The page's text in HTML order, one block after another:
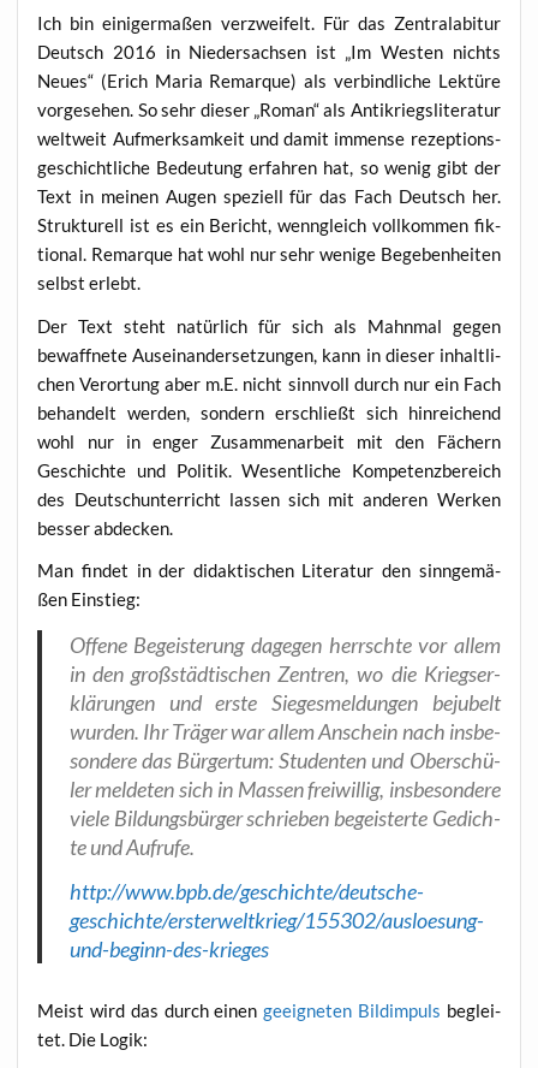
Ich bin eini­ger­ma­ßen ver­zwei­felt. Für das Zen­tral­ab­itur
Deutsch 2016 in Nie­der­sach­sen ist „Im Wes­ten nichts
Neu­es“ (Erich Maria Remar­que) als ver­bind­li­che Lek­tü­re
vor­ge­se­hen. So sehr die­ser „Roman“ als Anti­kriegs­li­te­ra­tur
welt­weit Auf­merk­sam­keit und damit immense rezep­ti­ons­
ge­schicht­li­che Bedeu­tung erfah­ren hat, so wenig gibt der
Text in mei­nen Augen spe­zi­ell für das Fach Deutsch her.
Struk­tu­rell ist es ein Bericht, wenn­gleich voll­kom­men fik­
tio­nal. Remar­que hat wohl nur sehr weni­ge Bege­ben­hei­ten
selbst erlebt.
Der Text steht natür­lich für sich als Mahn­mal gegen
bewaff­ne­te Aus­ein­an­der­set­zun­gen, kann in die­ser inhalt­li­
chen Ver­or­tung aber m.E. nicht sinn­voll durch nur ein Fach
behan­delt wer­den, son­dern erschließt sich hin­rei­chend
wohl nur in enger Zusam­men­ar­beit mit den Fächern
Geschich­te und Poli­tik. Wesent­li­che Kom­pe­tenz­be­reich
des Deutsch­un­ter­richt las­sen sich mit ande­ren Wer­ken
bes­ser abdecken.
Man fin­det in der didak­ti­schen Lite­ra­tur den sinn­ge­mä­
ßen Einstieg:
Offe­ne Begeis­te­rung dage­gen herrsch­te vor allem
in den groß­städ­ti­schen Zen­tren, wo die Kriegs­er­
klä­run­gen und ers­te Sie­ges­mel­dun­gen beju­belt
wur­den. Ihr Trä­ger war allem Anschein nach ins­be­
son­de­re das Bür­ger­tum: Stu­den­ten und Ober­schü­
ler mel­de­ten sich in Mas­sen frei­wil­lig, ins­be­son­de­re
vie­le Bil­dungs­bür­ger schrie­ben begeis­ter­te Gedich­
te und Aufrufe.
http://www.bpb.de/geschichte/deutsche-
geschichte/ersterweltkrieg/155302/ausloesung-
und-beginn-des-krieges
Meist wird das durch einengeeig­ne­ten Bild­im­puls beglei­
tet. Die Logik: